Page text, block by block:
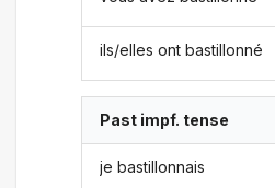
ils/elles ont bastillonné
Past impf. tense
je bastillonnais